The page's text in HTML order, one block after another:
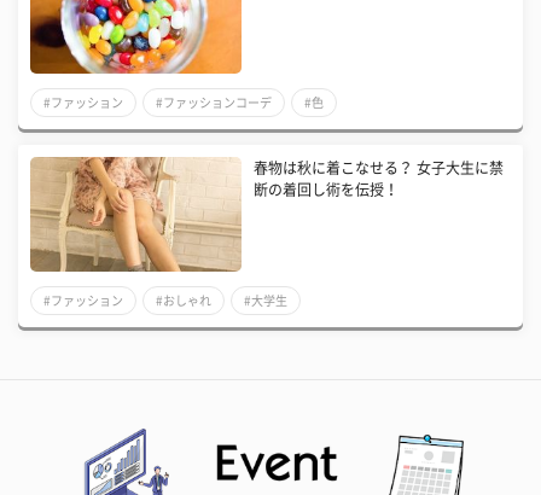
#ファッション #ファッションコーデ #色
春物は秋に着こなせる？ 女子大生に禁
断の着回し術を伝授！
#ファッション #おしゃれ #大学生